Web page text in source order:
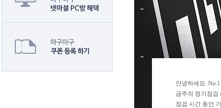
안녕하세요.
금주의 정기점검
점검 시간 동안